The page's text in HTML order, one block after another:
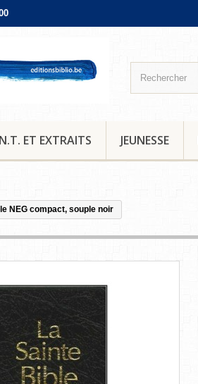
N.T. ET EXTRAITS JEUNESSE
NEG compact, souple noir